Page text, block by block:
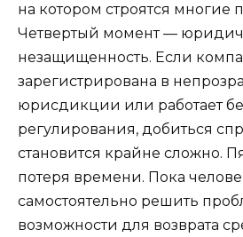
на котором строятся многие
Четвертый момент —
незащищенность. Если
зарегистрирована в
юрисдикции или работает
регулирования, добиться
становится крайне сложно.
потеря времени. Пока
самостоятельно решить
возможности для возврата